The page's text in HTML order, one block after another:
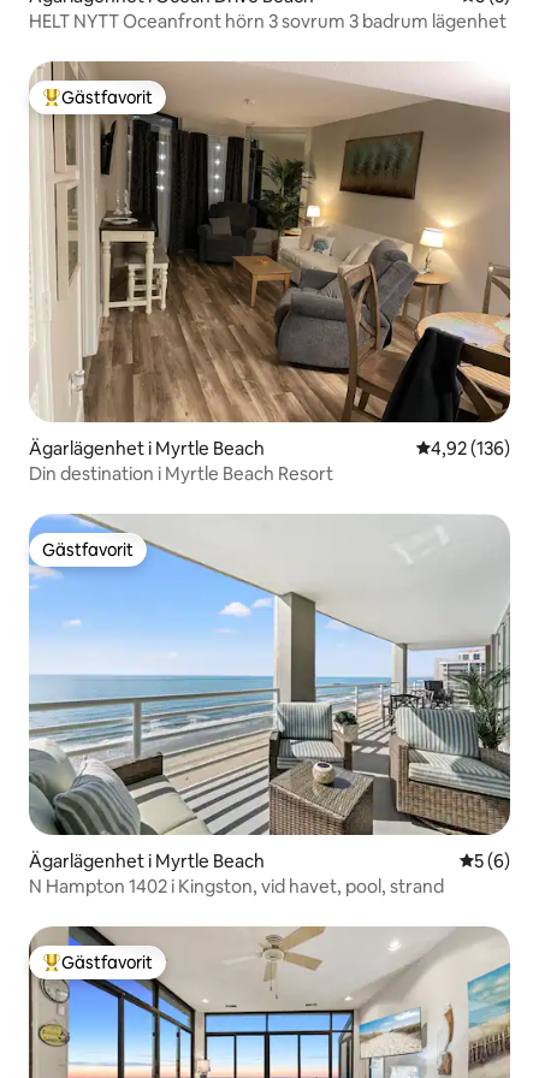
HELT NYTT Oceanfront hörn 3 sovrum 3 badrum lägenhet
Populär gästfavorit
Gästfavorit
Ägarlägenhet i Myrtle Beach 4,92 av 5 i
4,92 (136)
Din destination i Myrtle Beach Resort
Gästfavorit
Gästfavorit
Ägarlägenhet i Myrtle Beach 5 av 5 i
5 (6)
N Hampton 1402 i Kingston, vid havet, pool, strand
Populär gästfavorit
Gästfavorit